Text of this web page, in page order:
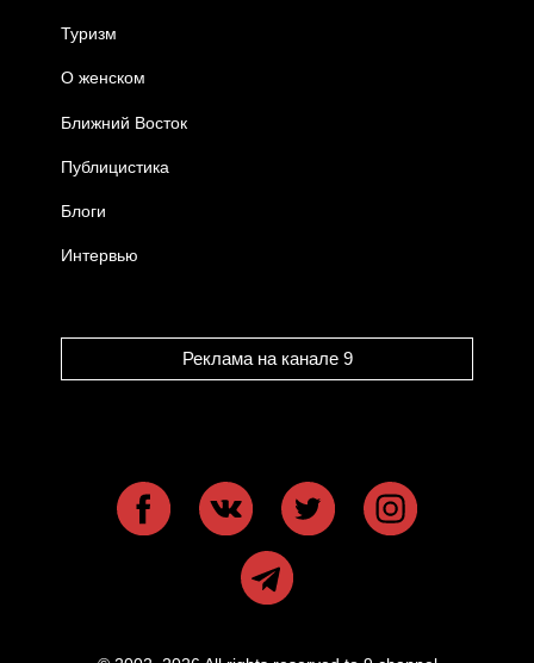
Туризм
О женском
Ближний Восток
Публицистика
Блоги
Интервью
Реклама на канале 9